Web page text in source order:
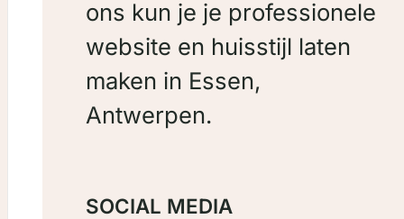
ons kun je je professionele
website en huisstijl laten
maken in Essen,
Antwerpen.
SOCIAL MEDIA